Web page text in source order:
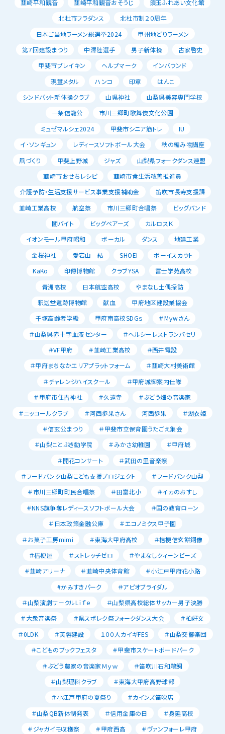
韮崎平和観音 韮崎平和観音おそうじ
須玉ふれあい文化館
北杜市フラダンス
北杜市制２０周年
日本ご当地ラーメン総選挙2024
甲州地どりラーメン
第７回建設まつり
中澤陸選手 男子新体操
古家啓史
甲斐市ブレイキン
ヘルプマーク
インバウンド
現璽メタル
ハンコ 印章
はんこ
シンドバット新体操クラブ
山県神社
山梨県美容専門学校
一条信龍公
市川三郷町歌舞伎文化公園
ミュゼマルシェ2024
甲斐市シニア筋トレ
IU
イ･ソンギュン
レディースソフトボール大会
秋の編み物講座
凧づくり
甲斐上野城 ジャズ
山梨県フォークダンス連盟
韮崎市おせちレシピ
韮崎市食生活改善推進員
介護予防・生活支援サービス事業支援補助金
笛吹市長寿支援課
韮崎工業高校
航空祭 市川三郷町合唱祭
ビッグバンド
闇バイト
ビッグベアーズ
カルロスＫ
イオンモール甲府昭和
ボーカル ダンス
地建工業
金桜神社
愛宕山 結 SHOEI
ボーイスカウト
KaKo
印傳博物館 クラブYSA
富士学苑高校
青洲高校
日本航空高校
やまなし土偶探訪
釈迦堂遺跡博物館
献血
甲府地区建設業協会
千塚高齢者学級
甲府南高校SDGｓ
＃Mｙwさん
＃山梨県赤十字血液センター
＃ヘルシーレストランパセリ
＃VF甲府
＃韮崎工業高校
＃西井電設
＃甲府まちなかエリアプラットフォーム
＃韮崎大村美術館
＃チャレンジハイスクール
＃甲府城御案内仕隊
＃甲府市住吉神社
＃久遠寺
＃ぶどう畑の音楽家
＃ニッコールクラブ
＃河西歩果さん 河西歩果
＃湖衣姫
＃信玄公まつり
＃甲斐市立保育園うたごえ集会
＃山梨ことぶき勧学院
＃みかさ幼稚園
＃甲府城
＃開花コンサート
＃武田の里音楽祭
＃フードバンク山梨こども支援プロジェクト
＃フードバンク山梨
＃市川三郷町町民合唱祭
＃田富北小
＃イカのおすし
＃NNS旗争奪レディースソフトボール大会
＃国の教育ローン
＃日本政策金融公庫
＃エコノミクス甲子園
＃お菓子工房mimi
＃東海大甲府高校
＃桔梗信玄餅銅像
＃桔梗屋
＃ストレッチゼロ
＃やまなしクィーンビーズ
＃韮崎アリーナ
＃韮崎中央体育館
＃小江戸甲府花小路
#かみすきパーク
＃アピオブライダル
＃山梨演劇サークルLｉｆｅ
＃山梨県高校総体サッカー男子決勝
＃大衆音楽祭
＃県スポレク祭フォークダンス大会
＃柏好文
＃0LDK
＃芙蓉建設 １００人カイギFES
＃山梨交響楽団
＃こどものブックフェスタ
＃甲斐市スケートボードパーク
＃ぶどう農家の音楽家Ｍｙｗ
＃笛吹川石和鵜飼
＃山梨理科クラブ
＃東海大甲府高野球部
＃小江戸甲府の夏祭り
＃カインズ笛吹店
＃山梨QB新体制発表
＃信用金庫の日
＃身延高校
＃ジャガイモ収穫祭
＃甲府西高
＃ヴァンフォーレ甲府